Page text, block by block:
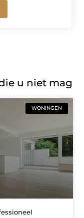
u niet mag
WONINGEN